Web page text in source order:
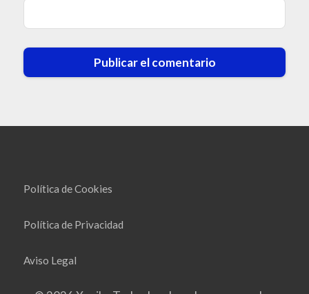
Política de Cookies
Política de Privacidad
Aviso Legal